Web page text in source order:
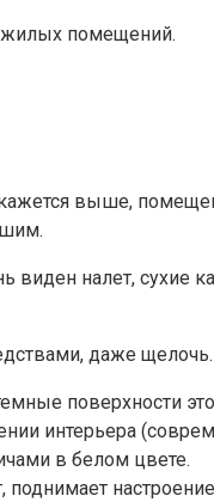
жилых помещений.
выше,
налет, сухие
даже щелочь.
поверхности это
интерьера
в белом цвете.
поднимает